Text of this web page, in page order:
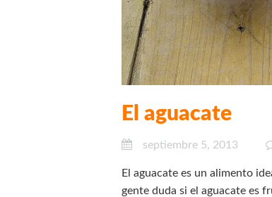
El aguacate
septiembre 5, 2013
El aguacate es un alimento
gente duda si el aguacate es